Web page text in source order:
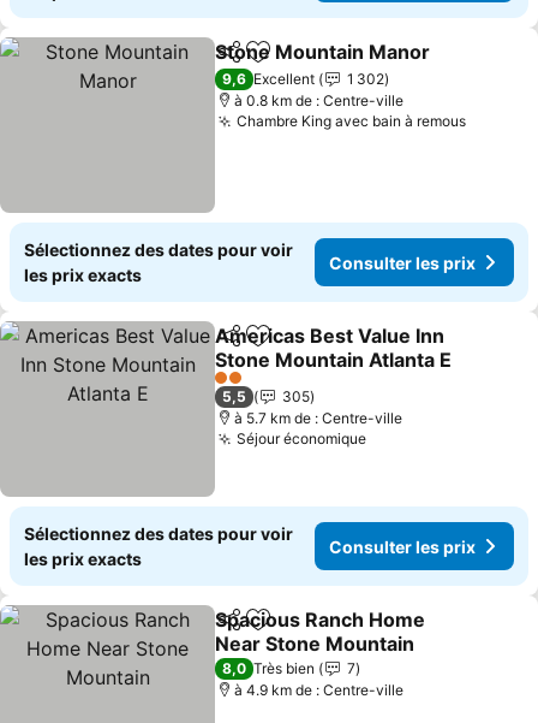
PartagerAjouter à mes favoris
Stone Mountain Manor
9,6 Excellent
1 302
à 0.8 km de : Centre-ville
Chambre King avec bain à remous
Sélectionnez des dates pour voir
les prix exacts
Consulter les prix
PartagerAjouter à mes favoris
Americas Best Value Inn
Stone Mountain Atlanta E
Consulter les prix
2 Étoiles
5,5
305
à 5.7 km de : Centre-ville
Séjour économiqueConsulter les prix
Sélectionnez des dates pour voir
les prix exacts
Consulter les prix
PartagerAjouter à mes favoris
Spacious Ranch Home
Near Stone Mountain
Consulter les prix
8,0 Très bien
7
à 4.9 km de : Centre-ville